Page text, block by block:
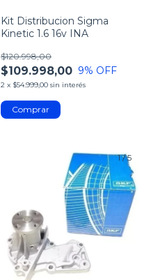
Kit Distribucion Sigma
Kinetic 1.6 16v INA
$109.998,00
$120.998,00
9% OFF
2 x $54.999,00 sin interés
1/5